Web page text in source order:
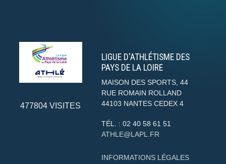
477804 VISITES
LIGUE D'ATHLÉTISME DES
PAYS DE LA LOIRE
MAISON DES SPORTS, 44
RUE ROMAIN ROLLAND
44103 NANTES CEDEX 4
TÉL. : 02 40 58 61 51
ATHLE@LAPL.FR
INFORMATIONS LÉGALES